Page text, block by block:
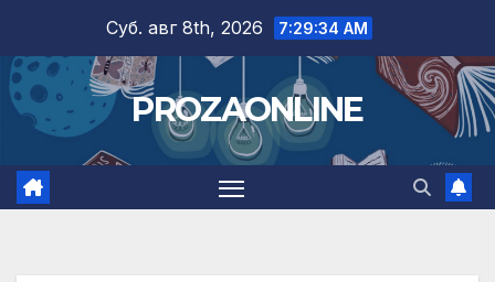
content
Суб. авг 8th, 2026 7:29:35 AM
PROZAONLINE